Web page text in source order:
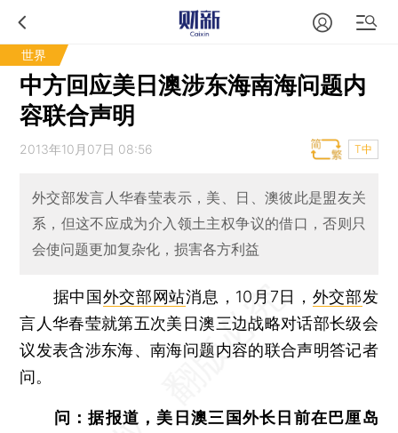
世界
中方回应美日澳涉东海南海问题内
容联合声明
2013年10月07日 08:56 T中
外交部发言人华春莹表示，美、日、澳彼此是盟友关
系，但这不应成为介入领土主权争议的借口，否则只
会使问题更加复杂化，损害各方利益
据中国外交部网站消息，10月7日， 外交部发
言人华春莹就第五次美日澳三边战略对话部长级会
议发表含涉东海、南海问题内容的联合声明答记者
问。
问：据报道，美日澳三国外长日前在巴厘岛